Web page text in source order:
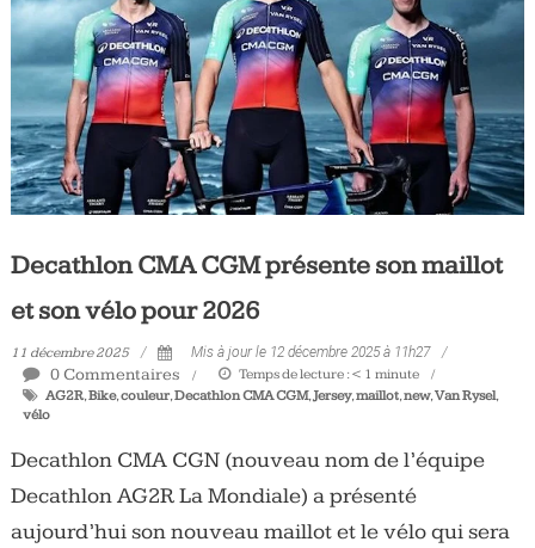
Tous
les
jours,
votre
actualité
vélo
et
triathlon
Decathlon CMA CGM présente son maillot
et son vélo pour 2026
11 décembre 2025 Mis à jour le 12 décembre 2025 à 11h27
0 Commentaires Temps de lecture : < 1 minute
AG2R,Bike,couleur,Decathlon CMA CGM,Jersey,maillot,new,Van Rysel,
vélo
Decathlon CMA CGN (nouveau nom de l’équipe
Decathlon AG2R La Mondiale) a présenté
aujourd’hui son nouveau maillot et le vélo qui sera